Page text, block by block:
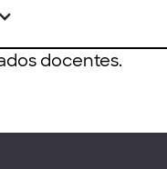
docentes.